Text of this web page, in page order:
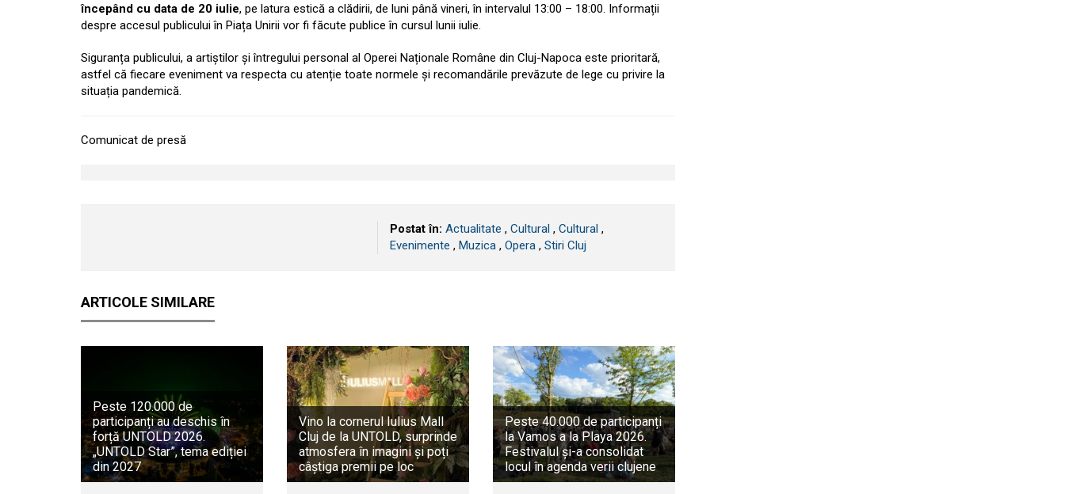
începând cu data de 20 iulie, pe latura estică a clădirii, de luni până vineri, în intervalul 13:00 – 18:00. Informații
despre accesul publicului în Piața Unirii vor fi făcute publice în cursul lunii iulie.
Siguranța publicului, a artiștilor și întregului personal al Operei Naționale Române din Cluj-Napoca este prioritară,
astfel că fiecare eveniment va respecta cu atenție toate normele și recomandările prevăzute de lege cu privire la
situația pandemică.
Comunicat de presă
Postat în: Actualitate , Cultural , Cultural ,
Evenimente , Muzica , Opera , Stiri Cluj
ARTICOLE SIMILARE
Peste 120.000 de
participanți au deschis în
forță UNTOLD 2026.
„UNTOLD Star”, tema ediției
din 2027
Vino la cornerul Iulius Mall
Cluj de la UNTOLD, surprinde
atmosfera în imagini și poți
câștiga premii pe loc
Peste 40.000 de participanți
la Vamos a la Playa 2026.
Festivalul și-a consolidat
locul în agenda verii clujene